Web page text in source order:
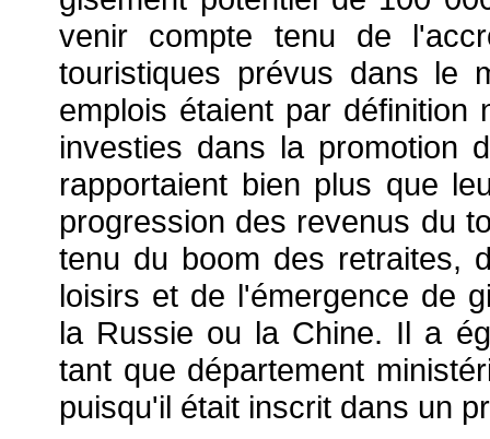
venir compte tenu de
touristiques prévus dans le
emplois étaient par définition
investies dans la promotion
rapportaient bien plus que
progression des revenus du
tenu du boom des retraites,
loisirs et de l'émergence de
la Russie ou la Chine. Il a
tant que département
puisqu'il était inscrit dans un